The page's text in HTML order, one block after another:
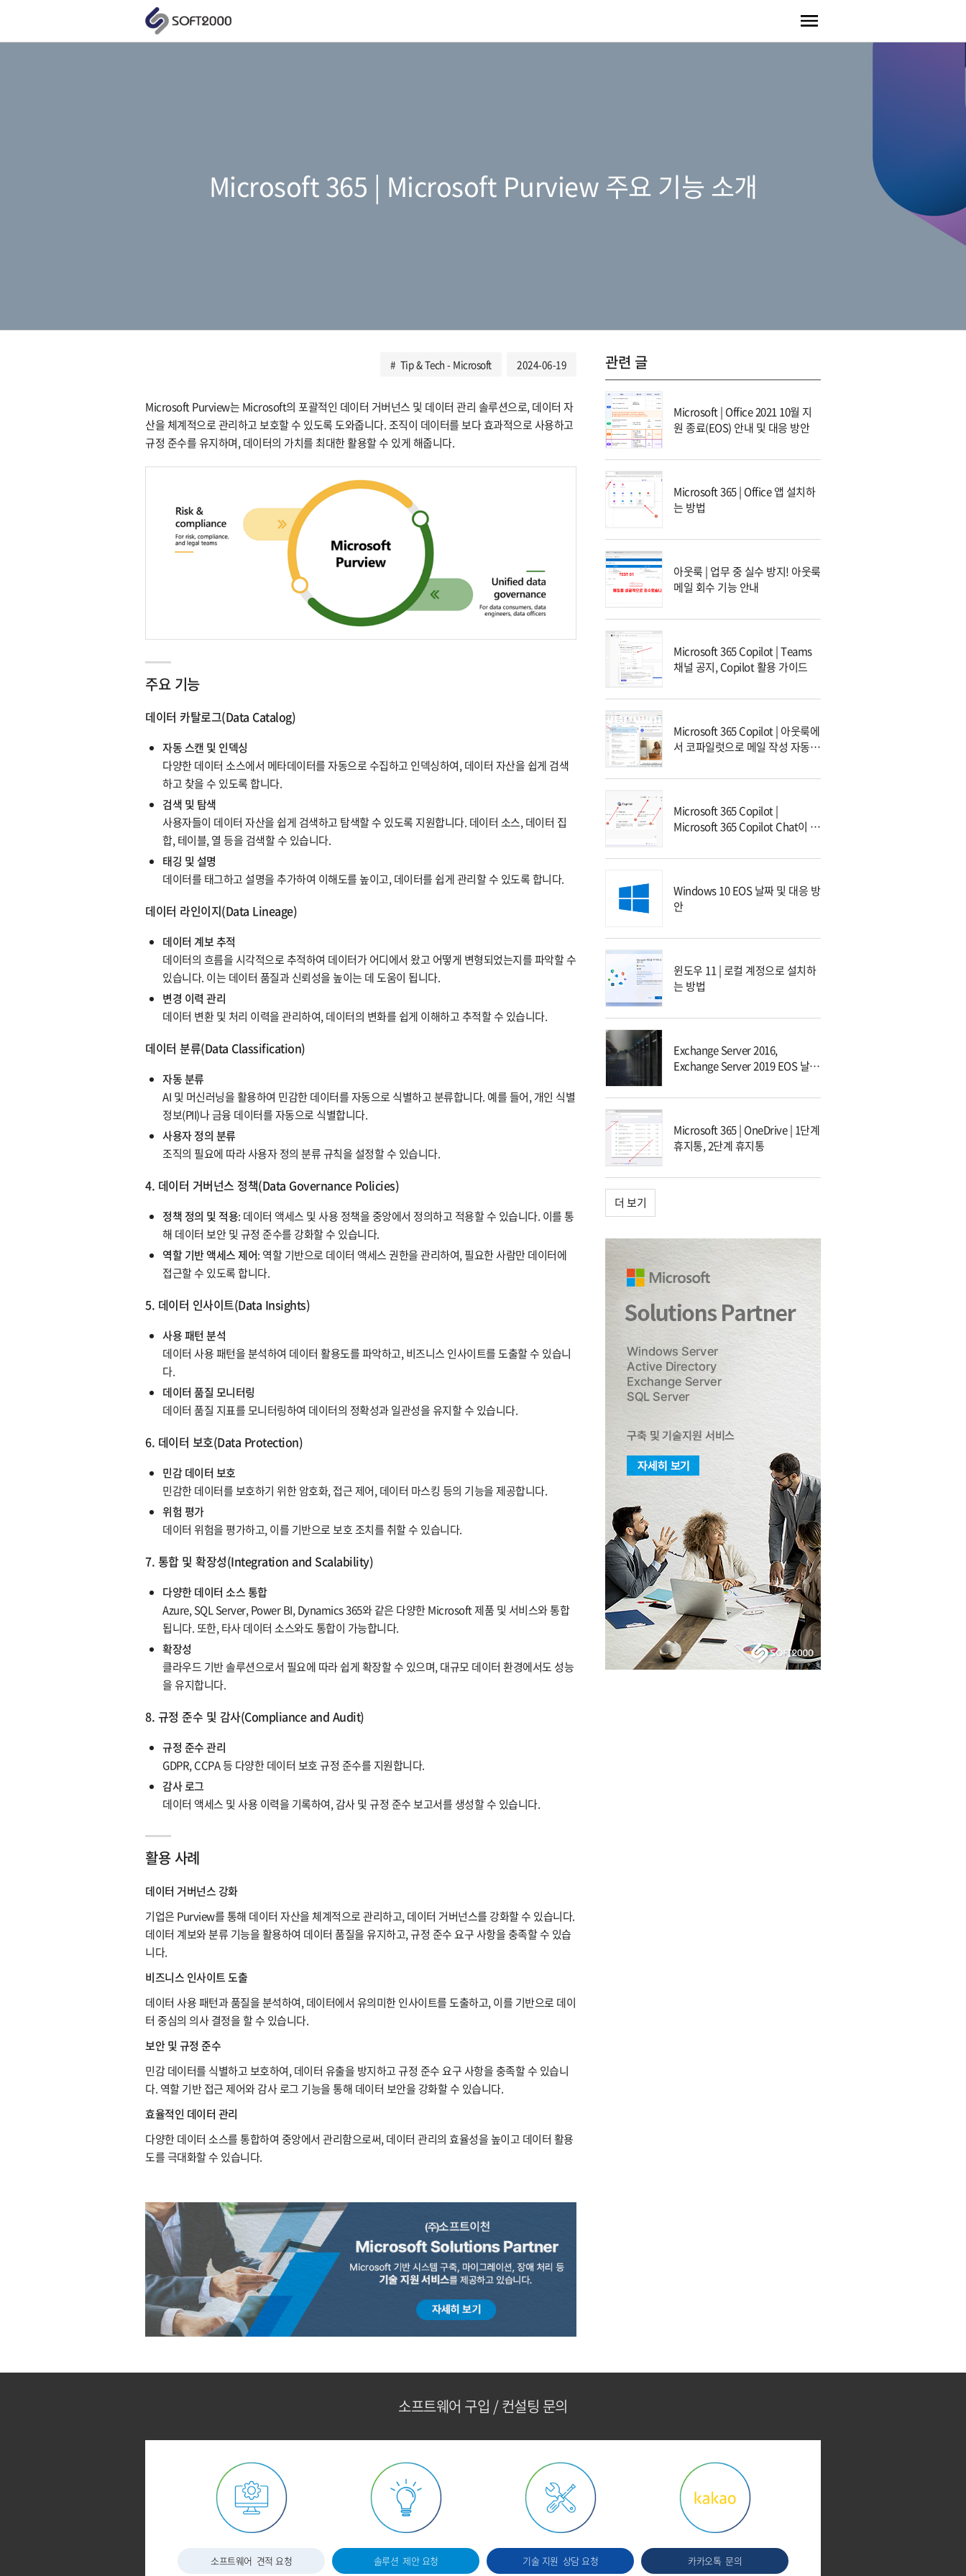
Microsoft 365 | Microsoft Purview 주요 기능 소개
Tip & Tech - Microsoft 2024-06-19
Microsoft Purview는 Microsoft의 포괄적인 데이터 거버넌스 및 데이터 관리 솔루션으로, 데이터 자
산을 체계적으로 관리하고 보호할 수 있도록 도와줍니다. 조직이 데이터를 보다 효과적으로 사용하고
규정 준수를 유지하며, 데이터의 가치를 최대한 활용할 수 있게 해줍니다.
주요 기능
데이터 카탈로그(Data Catalog)
자동 스캔 및 인덱싱
다양한 데이터 소스에서 메타데이터를 자동으로 수집하고 인덱싱하여, 데이터 자산을 쉽게 검색
하고 찾을 수 있도록 합니다.
검색 및 탐색
사용자들이 데이터 자산을 쉽게 검색하고 탐색할 수 있도록 지원합니다. 데이터 소스, 데이터 집
합, 테이블, 열 등을 검색할 수 있습니다.
태깅 및 설명
데이터를 태그하고 설명을 추가하여 이해도를 높이고, 데이터를 쉽게 관리할 수 있도록 합니다.
데이터 라인이지(Data Lineage)
데이터 계보 추적
데이터의 흐름을 시각적으로 추적하여 데이터가 어디에서 왔고 어떻게 변형되었는지를 파악할 수
있습니다. 이는 데이터 품질과 신뢰성을 높이는 데 도움이 됩니다.
변경 이력 관리
데이터 변환 및 처리 이력을 관리하여, 데이터의 변화를 쉽게 이해하고 추적할 수 있습니다.
데이터 분류(Data Classification)
자동 분류
AI 및 머신러닝을 활용하여 민감한 데이터를 자동으로 식별하고 분류합니다. 예를 들어, 개인 식별
정보(PII)나 금융 데이터를 자동으로 식별합니다.
사용자 정의 분류
조직의 필요에 따라 사용자 정의 분류 규칙을 설정할 수 있습니다.
4. 데이터 거버넌스 정책(Data Governance Policies)
정책 정의 및 적용: 데이터 액세스 및 사용 정책을 중앙에서 정의하고 적용할 수 있습니다. 이를 통
해 데이터 보안 및 규정 준수를 강화할 수 있습니다.
역할 기반 액세스 제어: 역할 기반으로 데이터 액세스 권한을 관리하여, 필요한 사람만 데이터에
접근할 수 있도록 합니다.
5. 데이터 인사이트(Data Insights)
사용 패턴 분석
데이터 사용 패턴을 분석하여 데이터 활용도를 파악하고, 비즈니스 인사이트를 도출할 수 있습니
다.
데이터 품질 모니터링
데이터 품질 지표를 모니터링하여 데이터의 정확성과 일관성을 유지할 수 있습니다.
6. 데이터 보호(Data Protection)
민감 데이터 보호
민감한 데이터를 보호하기 위한 암호화, 접근 제어, 데이터 마스킹 등의 기능을 제공합니다.
위험 평가
데이터 위험을 평가하고, 이를 기반으로 보호 조치를 취할 수 있습니다.
7. 통합 및 확장성(Integration and Scalability)
다양한 데이터 소스 통합
Azure, SQL Server, Power BI, Dynamics 365와 같은 다양한 Microsoft 제품 및 서비스와 통합
됩니다. 또한, 타사 데이터 소스와도 통합이 가능합니다.
확장성
클라우드 기반 솔루션으로서 필요에 따라 쉽게 확장할 수 있으며, 대규모 데이터 환경에서도 성능
을 유지합니다.
8. 규정 준수 및 감사(Compliance and Audit)
규정 준수 관리
GDPR, CCPA 등 다양한 데이터 보호 규정 준수를 지원합니다.
감사 로그
데이터 액세스 및 사용 이력을 기록하여, 감사 및 규정 준수 보고서를 생성할 수 있습니다.
활용 사례
데이터 거버넌스 강화
기업은 Purview를 통해 데이터 자산을 체계적으로 관리하고, 데이터 거버넌스를 강화할 수 있습니다.
데이터 계보와 분류 기능을 활용하여 데이터 품질을 유지하고, 규정 준수 요구 사항을 충족할 수 있습
니다.
비즈니스 인사이트 도출
데이터 사용 패턴과 품질을 분석하여, 데이터에서 유의미한 인사이트를 도출하고, 이를 기반으로 데이
터 중심의 의사 결정을 할 수 있습니다.
보안 및 규정 준수
민감 데이터를 식별하고 보호하여, 데이터 유출을 방지하고 규정 준수 요구 사항을 충족할 수 있습니
다. 역할 기반 접근 제어와 감사 로그 기능을 통해 데이터 보안을 강화할 수 있습니다.
효율적인 데이터 관리
다양한 데이터 소스를 통합하여 중앙에서 관리함으로써, 데이터 관리의 효율성을 높이고 데이터 활용
도를 극대화할 수 있습니다.
관련 글
Microsoft | Office 2021 10월 지
원 종료(EOS) 안내 및 대응 방안
Microsoft 365 | Office 앱 설치하
는 방법
아웃룩 | 업무 중 실수 방지! 아웃룩
메일 회수 기능 안내
Microsoft 365 Copilot | Teams
채널 공지, Copilot 활용 가이드
Microsoft 365 Copilot | 아웃룩에
서 코파일럿으로 메일 작성 자동화
Microsoft 365 Copilot |
Microsoft 365 Copilot Chat이 무
Windows 10 EOS 날짜 및 대응 방
안
윈도우 11 | 로컬 계정으로 설치하
는 방법
Exchange Server 2016,
Exchange Server 2019 EOS 날짜
Microsoft 365 | OneDrive | 1단계
휴지통, 2단계 휴지통
더 보기
소프트웨어 구입 / 컨설팅 문의
소프트웨어 견적 요청 솔루션 제안 요청 기술 지원 상담 요청 카카오톡 문의